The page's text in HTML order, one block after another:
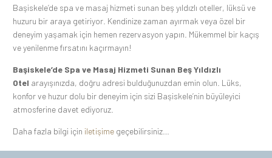
Başiskele’de spa ve masaj hizmeti sunan beş yıldızlı oteller, lüksü ve
huzuru bir araya getiriyor. Kendinize zaman ayırmak veya özel bir
deneyim yaşamak için hemen rezervasyon yapın. Mükemmel bir kaçış
ve yenilenme fırsatını kaçırmayın!
Başiskele’de Spa ve Masaj Hizmeti Sunan Beş Yıldızlı
Otel arayışınızda, doğru adresi bulduğunuzdan emin olun. Lüks,
konfor ve huzur dolu bir deneyim için sizi Başiskele’nin büyüleyici
atmosferine davet ediyoruz.
Daha fazla bilgi için iletişime geçebilirsiniz…